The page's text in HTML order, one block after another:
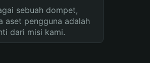
sebuah dompet,
aset pengguna adalah
dari misi kami.